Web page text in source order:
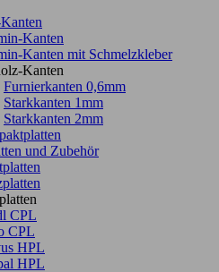
Kanten
Kanten mit Schmelzkleber
Kanten
Furnierkanten 0,6mm
Starkkanten 1mm
Starkkanten 2mm
und Zubehör
CPL
CPL
HPL
HPL